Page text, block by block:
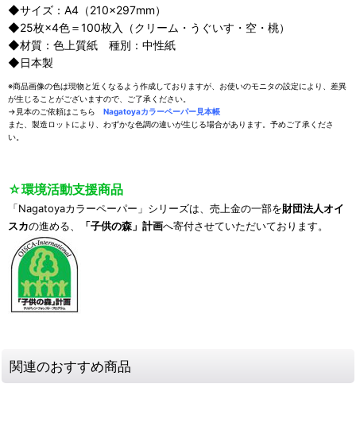
◆サイズ：A4（210×297mm）
◆25枚×4色＝100枚入（クリーム・うぐいす・空・桃）
◆材質：色上質紙 種別：中性紙
◆日本製
※商品画像の色は現物と近くなるよう作成しておりますが、お使いのモニタの設定により、差異
が生じることがございますので、ご了承ください。
→見本のご依頼はこちら Nagatoyaカラーペーパー見本帳
また、製造ロットにより、わずかな色調の違いが生じる場合があります。予めご了承くださ
い。
☆環境活動支援商品
「Nagatoyaカラーペーパー」シリーズは、売上金の一部を財団法人オイ
スカの進める、 「子供の森」計画へ寄付させていただいております。
関連のおすすめ商品